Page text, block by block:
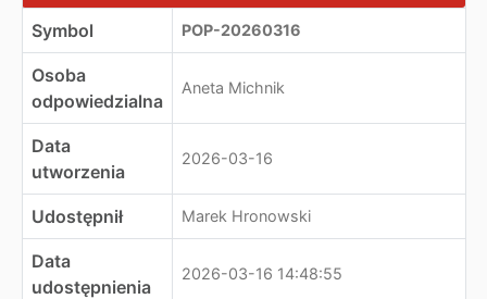
Symbol POP-20260316
Osoba
odpowiedzialna
Aneta Michnik
Data
utworzenia
2026-03-16
Udostępnił Marek Hronowski
Data
udostępnienia
2026-03-16 14:48:55